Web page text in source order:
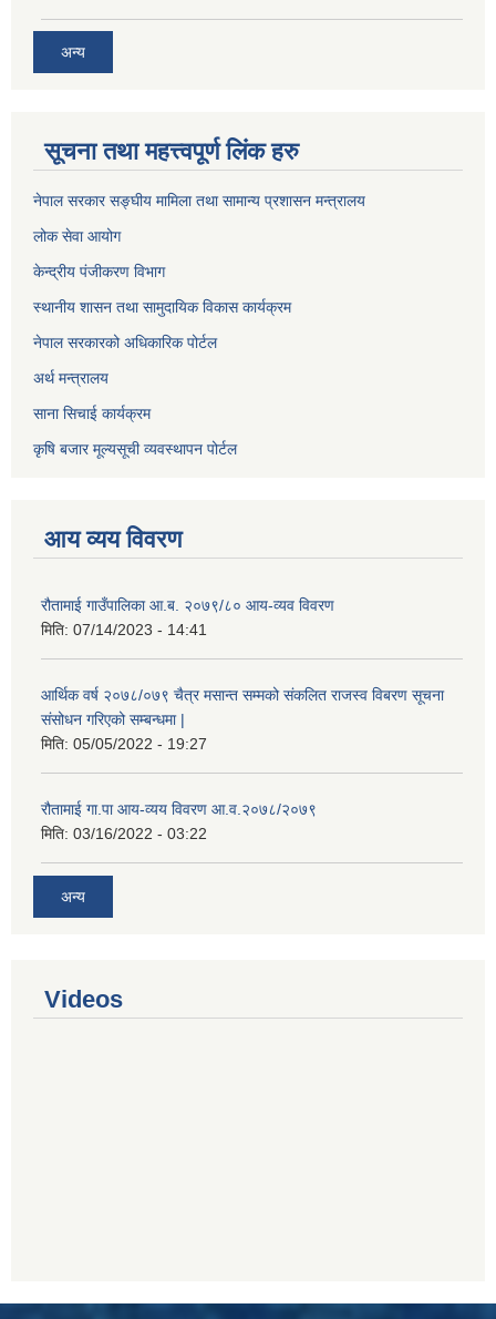
अन्य
सूचना तथा महत्त्वपूर्ण लिंक हरु
नेपाल सरकार सङ्घीय मामिला तथा सामान्य प्रशासन मन्त्रालय
लोक सेवा आयोग
केन्द्रीय पंजीकरण विभाग
स्थानीय शासन तथा सामुदायिक विकास कार्यक्रम
नेपाल सरकारको अधिकारिक पोर्टल
अर्थ मन्त्रालय
साना सिचाई कार्यक्रम
कृषि बजार मूल्यसूची व्यवस्थापन पोर्टल
आय व्यय विवरण
रौतामाई गाउँपालिका आ.ब. २०७९/८० आय-व्यव विवरण
मिति: 07/14/2023 - 14:41
आर्थिक वर्ष २०७८/०७९ चैत्र मसान्त सम्मको संकलित राजस्व विबरण सूचना
संसोधन गरिएको सम्बन्धमा |
मिति: 05/05/2022 - 19:27
रौतामाई गा.पा आय-व्यय विवरण आ.व.२०७८/२०७९
मिति: 03/16/2022 - 03:22
अन्य
Videos